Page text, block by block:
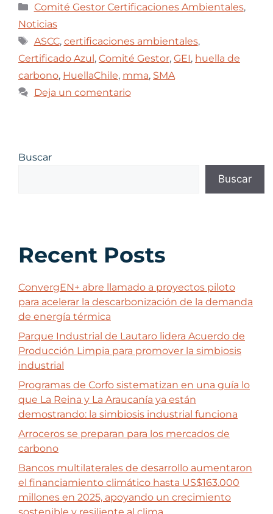
Comité Gestor Certificaciones Ambientales,
Noticias
ASCC, certificaciones ambientales,
Certificado Azul, Comité Gestor, GEI, huella de
carbono, HuellaChile, mma, SMA
Deja un comentario
Buscar
Buscar
Recent Posts
ConvergEN+ abre llamado a proyectos piloto
para acelerar la descarbonización de la demanda
de energía térmica
Parque Industrial de Lautaro lidera Acuerdo de
Producción Limpia para promover la simbiosis
industrial
Programas de Corfo sistematizan en una guía lo
que La Reina y La Araucanía ya están
demostrando: la simbiosis industrial funciona
Arroceros se preparan para los mercados de
carbono
Bancos multilaterales de desarrollo aumentaron
el financiamiento climático hasta US$163.000
millones en 2025, apoyando un crecimiento